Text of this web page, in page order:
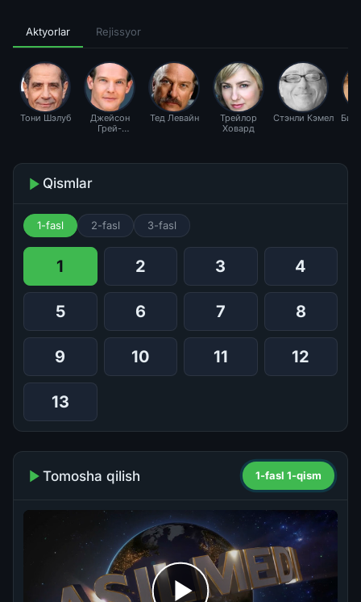
Aktyorlar Rejissyor
Тони Шэлуб
Джейсон
Грей-
Тед Левайн
Трейлор
Ховард
Стэнли Кэмел
Qismlar
1-fasl 2-fasl 3-fasl
1 2 3 4
5 6 7 8
9 10 11 12
13
Tomosha qilish 1-fasl 1-qism